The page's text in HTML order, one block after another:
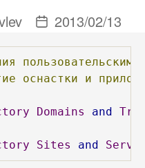
Дата
записи
2013/02/13
пользовательскими
оснастки и
Domains and
Sites and